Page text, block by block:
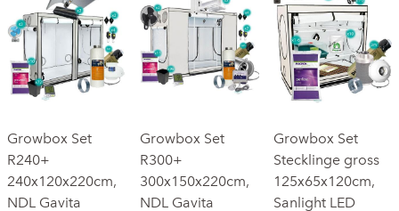
Growbox Set
R240+
240x120x220cm,
NDL Gavita
Growbox Set
R300+
300x150x220cm,
NDL Gavita
Growbox Set
Stecklinge gross
125x65x120cm,
Sanlight LED